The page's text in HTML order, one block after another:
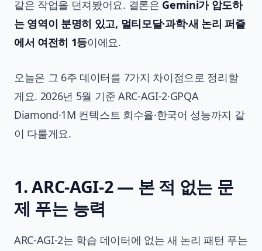
같은 작업을 던져봤어요. 결론은 Gemini가 압도하
는 영역이 분명히 있고, 멀티모달·과학·새 논리 퍼즐
에서 여전히 1등이에요.
오늘은 그 6주 데이터를 7가지 차이점으로 정리할
게요. 2026년 5월 기준 ARC-AGI-2·GPQA
Diamond·1M 컨텍스트 회수율·한국어 성능까지 같
이 다룰게요.
1. ARC-AGI-2 — 본 적 없는 문
제 푸는 능력
ARC-AGI-2는 학습 데이터에 없는 새 논리 패턴 푸는